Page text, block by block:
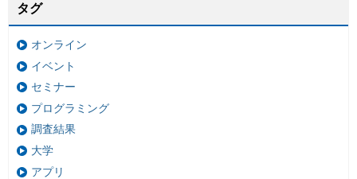
タグ
オンライン
イベント
セミナー
プログラミング
調査結果
大学
アプリ